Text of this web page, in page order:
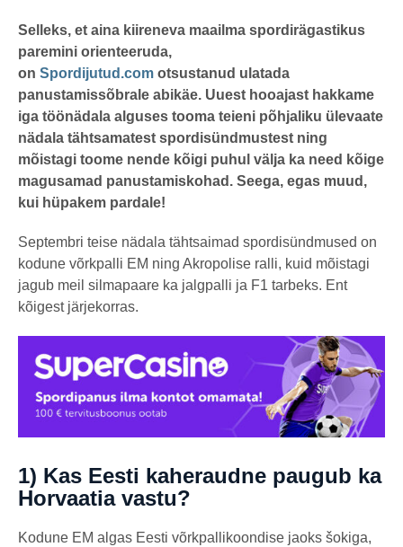
karlj
t
t
a
g
o
Selleks, et aina kiireneva maailma spordirägastikus
paremini orienteeruda,
on Spordijutud.com otsustanud ulatada
panustamissõbrale abikäe. Uuest hooajast hakkame
iga töönädala alguses tooma teieni põhjaliku ülevaate
nädala tähtsamatest spordisündmustest ning
mõistagi toome nende kõigi puhul välja ka need kõige
magusamad panustamiskohad. Seega, egas muud,
kui hüpakem pardale!
Septembri teise nädala tähtsaimad spordisündmused on
kodune võrkpalli EM ning Akropolise ralli, kuid mõistagi
jagub meil silmapaare ka jalgpalli ja F1 tarbeks. Ent
kõigest järjekorras.
1) Kas Eesti kaheraudne paugub ka
Horvaatia vastu?
Kodune EM algas Eesti võrkpallikoondise jaoks šokiga,